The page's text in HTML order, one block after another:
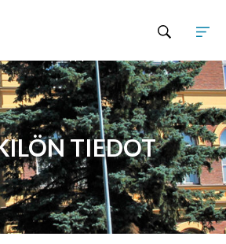
TIEDOT